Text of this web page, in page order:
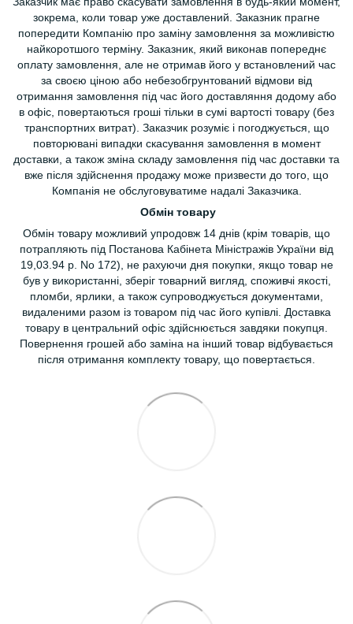
зокрема, коли товар уже доставлений. Заказник прагне
попередити Компанію про заміну замовлення за можливістю
найкоротшого терміну. Заказник, який виконав попереднє
оплату замовлення, але не отримав його у встановлений час
за своєю ціною або небезобгрунтований відмови від
отримання замовлення під час його доставляння додому або
в офіс, повертаються гроші тільки в сумі вартості товару (без
транспортних витрат). Заказчик розуміє і погоджується, що
повторювані випадки скасування замовлення в момент
доставки, а також зміна складу замовлення під час доставки та
вже після здійснення продажу може призвести до того, що
Компанія не обслуговуватиме надалі Заказчика.
Обмін товару
Обмін товару можливий упродовж 14 днів (крім товарів, що
потрапляють під Постанова Кабінета Міністражів України від
19,03.94 р. No 172), не рахуючи дня покупки, якщо товар не
був у використанні, зберіг товарний вигляд, споживчі якості,
пломби, ярлики, а також супроводжується документами,
видаленими разом із товаром під час його купівлі. Доставка
товару в центральний офіс здійснюється завдяки покупця.
Повернення грошей або заміна на інший товар відбувається
після отримання комплекту товару, що повертається.